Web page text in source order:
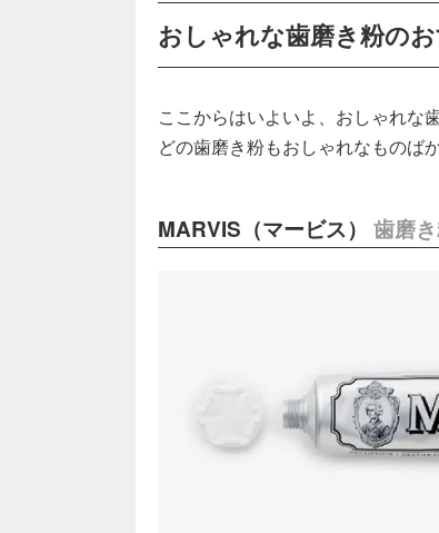
おしゃれな歯磨き粉の
ここからはいよいよ、おしゃれな
どの歯磨き粉もおしゃれなものば
MARVIS（マービス） 歯磨